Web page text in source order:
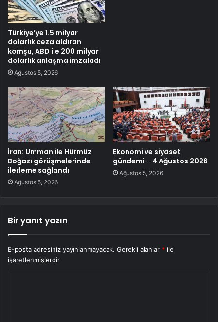
Türkiye’ye 1.5 milyar
dolarlık ceza aldıran
komşu, ABD ile 200 milyar
dolarlık anlaşma imzaladı
Ağustos 5, 2026
İran: Umman ile Hürmüz
Boğazı görüşmelerinde
ilerleme sağlandı
Ağustos 5, 2026
Ekonomi ve siyaset
gündemi – 4 Ağustos 2026
Ağustos 5, 2026
Bir yanıt yazın
E-posta adresiniz yayınlanmayacak. Gerekli alanlar * ile
işaretlenmişlerdir